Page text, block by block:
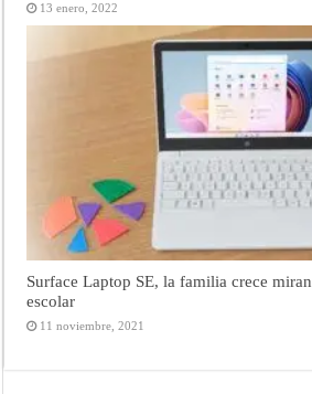
13 enero, 2022
Surface Laptop SE, la familia crece
escolar
11 noviembre, 2021